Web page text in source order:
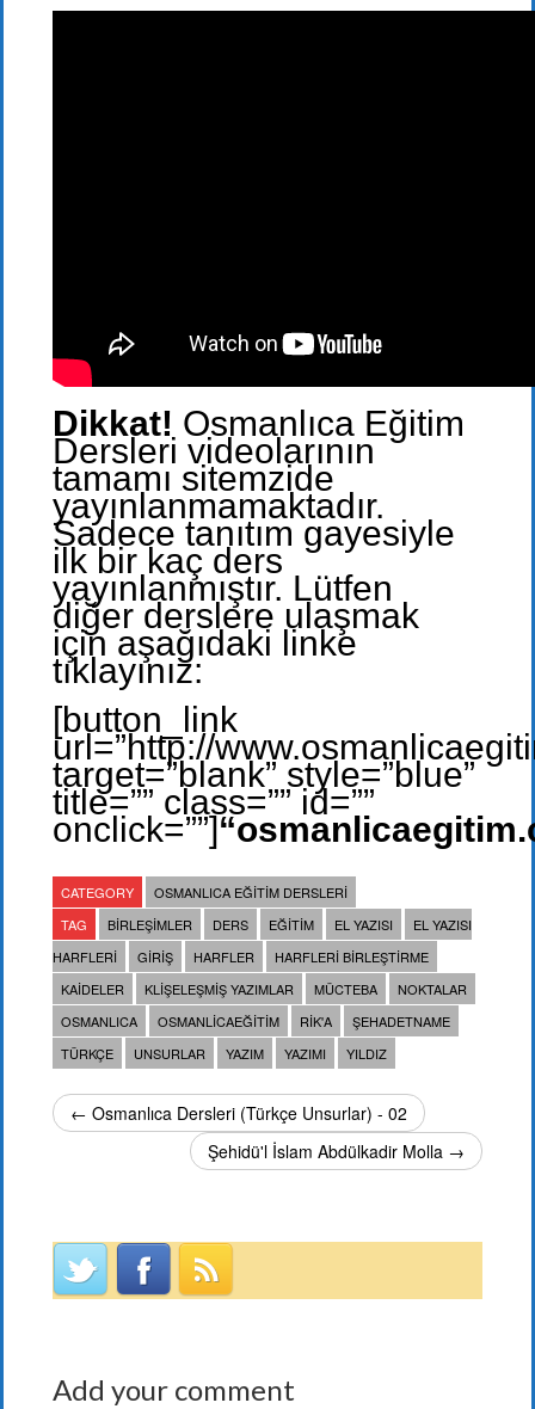
Dikkat! Osmanlıca Eğitim
Dersleri videolarının
tamamı sitemzide
yayınlanmamaktadır.
Sadece tanıtım gayesiyle
ilk bir kaç ders
yayınlanmıştır. Lütfen
diğer derslere ulaşmak
için aşağıdaki linke
tıklayınız:
[button_link
url=”http://
target=”blank” style=”blue”
title=”” class=”” id=””
onclick=””]
CATEGORY
OSMANLICA EĞITIM DERSLERI
TAG
BIRLEŞIMLER DERS EĞITIM EL YAZISI
EL YAZISI
HARFLERI
GIRIŞ HARFLER
HARFLERI BIRLEŞTIRME
KAIDELER
KLIŞELEŞMIŞ YAZIMLAR MÜCTEBA
NOKTALAR
OSMANLICA
OSMANLICAEĞITIM RIK'A
ŞEHADETNAME
TÜRKÇE
UNSURLAR YAZIM YAZIMI YILDIZ
← Osmanlıca Dersleri (Türkçe Unsurlar) - 02
Şehidü'l İslam Abdülkadir Molla →
Add your comment